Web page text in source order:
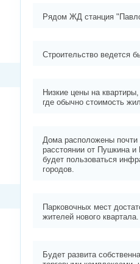
Рядом ЖД станция
Строительство ведется
Низкие цены на
где обычно стоимость
Дома расположены почти
расстоянии от Пушкина
будет пользоваться
городов.
Парковочных мест
жителей нового квартала.
Будет развита